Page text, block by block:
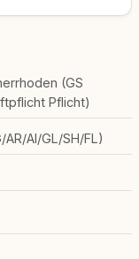
(GS
Pflicht)
AI/GL/SH/FL)